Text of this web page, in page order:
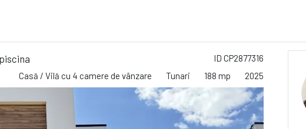
ID CP2877316
Casă / Vilă cu 4 camere de vânzare Tunari 188 mp 2025